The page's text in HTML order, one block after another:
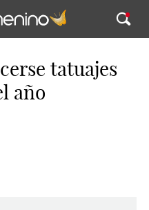
tatuajes
año